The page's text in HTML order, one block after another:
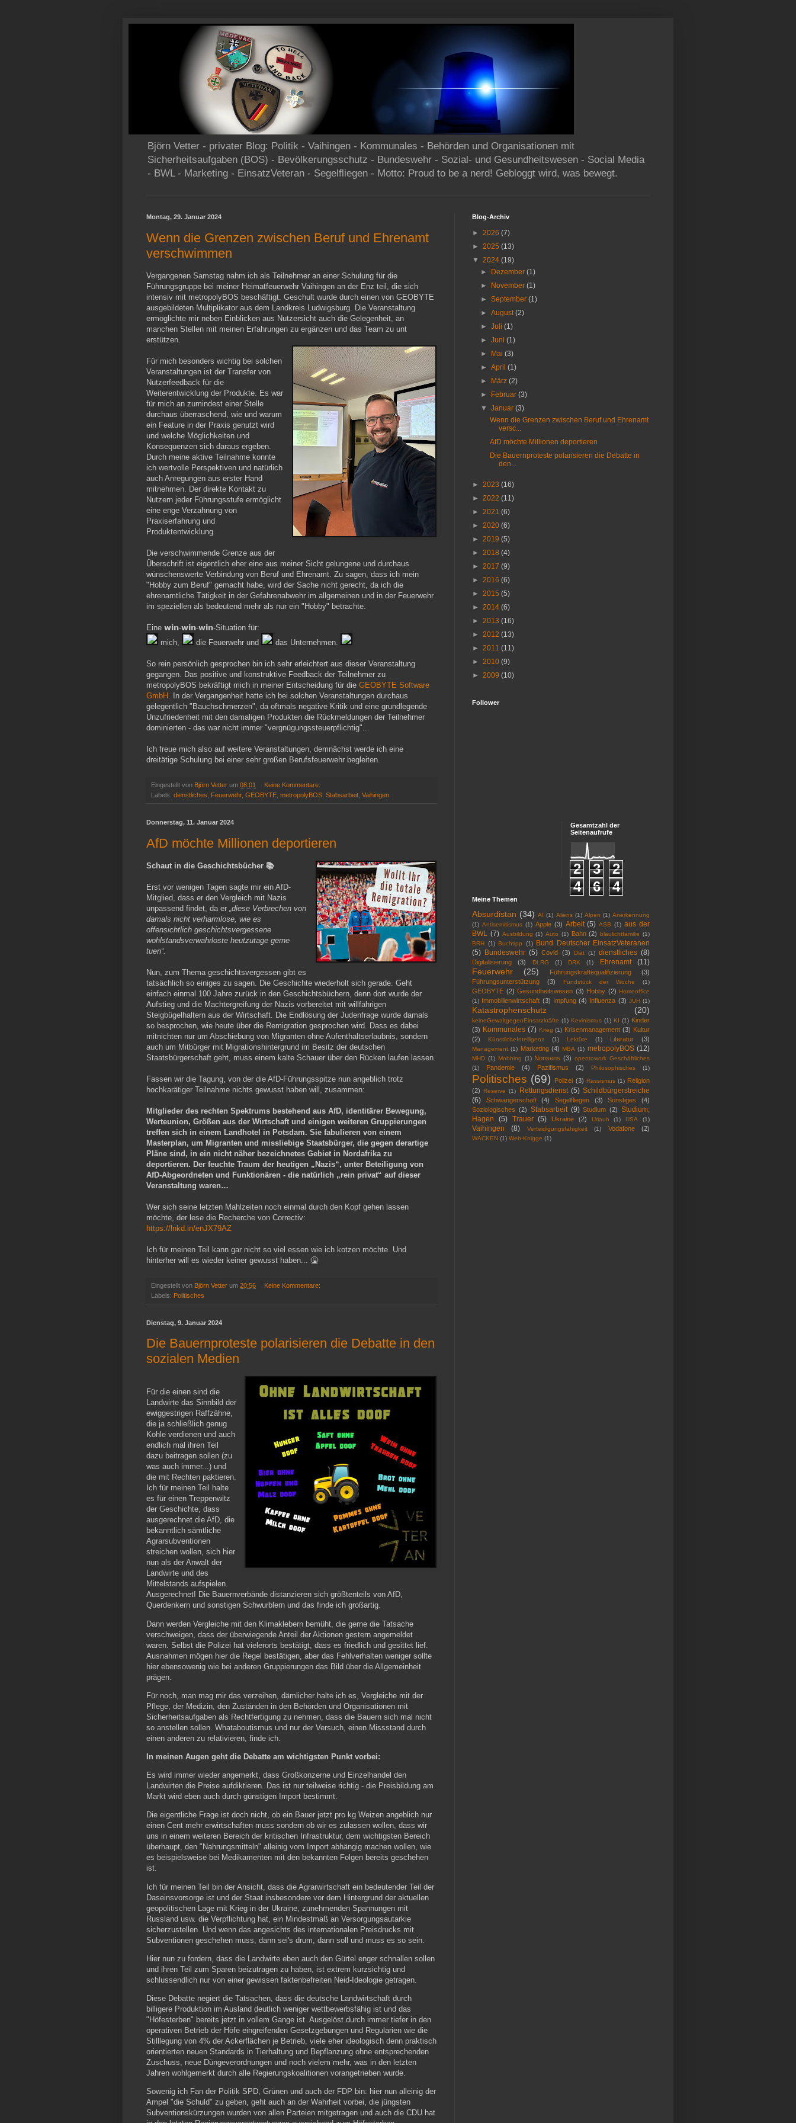
Björn Vetter - privater Blog: Politik - Vaihingen - Kommunales - Behörden und Organisationen mit
Sicherheitsaufgaben (BOS) - Bevölkerungsschutz - Bundeswehr - Sozial- und Gesundheitswesen - Social Media
- BWL - Marketing - EinsatzVeteran - Segelfliegen - Motto: Proud to be a nerd! Gebloggt wird, was bewegt.
Montag, 29. Januar 2024
Wenn die Grenzen zwischen Beruf und Ehrenamt
verschwimmen
Vergangenen Samstag nahm ich als Teilnehmer an einer Schulung für die
Führungsgruppe bei meiner Heimatfeuerwehr Vaihingen an der Enz teil, die sich
intensiv mit metropolyBOS beschäftigt. Geschult wurde durch einen von GEOBYTE
ausgebildeten Multiplikator aus dem Landkreis Ludwigsburg. Die Veranstaltung
ermöglichte mir neben Einblicken aus Nutzersicht auch die Gelegenheit, an
manchen Stellen mit meinen Erfahrungen zu ergänzen und das Team zu unt
erstützen.
Für mich besonders wichtig bei solchen
Veranstaltungen ist der Transfer von
Nutzerfeedback für die
Weiterentwicklung der Produkte. Es war
für mich an zumindest einer Stelle
durchaus überraschend, wie und warum
ein Feature in der Praxis genutzt wird
und welche Möglichkeiten und
Konsequenzen sich daraus ergeben.
Durch meine aktive Teilnahme konnte
ich wertvolle Perspektiven und natürlich
auch Anregungen aus erster Hand
mitnehmen. Der direkte Kontakt zu
Nutzern jeder Führungsstufe ermöglicht
eine enge Verzahnung von
Praxiserfahrung und
Produktentwicklung.
Die verschwimmende Grenze aus der
Überschrift ist eigentlich eher eine aus meiner Sicht gelungene und durchaus
wünschenswerte Verbindung von Beruf und Ehrenamt. Zu sagen, dass ich mein
"Hobby zum Beruf" gemacht habe, wird der Sache nicht gerecht, da ich die
ehrenamtliche Tätigkeit in der Gefahrenabwehr im allgemeinen und in der Feuerwehr
im speziellen als bedeutend mehr als nur ein "Hobby" betrachte.
Eine 𝘄𝗶𝗻-𝘄𝗶𝗻-𝘄𝗶𝗻-Situation für:
mich,
die Feuerwehr und das Unternehmen.
So rein persönlich gesprochen bin ich sehr erleichtert aus dieser Veranstaltung
gegangen. Das positive und konstruktive Feedback der Teilnehmer zu
metropolyBOS bekräftigt mich in meiner Entscheidung für die GEOBYTE Software
GmbH . In der Vergangenheit hatte ich bei solchen Veranstaltungen durchaus
gelegentlich "Bauchschmerzen", da oftmals negative Kritik und eine grundlegende
Unzufriedenheit mit den damaligen Produkten die Rückmeldungen der Teilnehmer
dominierten - das war nicht immer "vergnügungssteuerpflichtig"...
Ich freue mich also auf weitere Veranstaltungen, demnächst werde ich eine
dreitätige Schulung bei einer sehr großen Berufsfeuerwehr begleiten.
Eingestellt von Björn Vetter um 08:01
Keine Kommentare:
Labels: dienstliches Feuerwehr, GEOBYTE metropolyBOS Stabsarbeit Vaihingen
Donnerstag, 11. Januar 2024
AfD möchte Millionen deportieren
Schaut in die Geschichtsbücher 📚
Erst vor wenigen Tagen sagte mir ein AfD-
Mitglied, dass er den Vergleich mit Nazis
unpassend findet, da er „diese Verbrechen von
damals nicht verharmlose, wie es
offensichtlich geschichtsvergessene
wohlstandsverwahrloste heutzutage gerne
tuen“.
Nun, zum Thema geschichtsvergessen gibt es
tatsächlich so einiges zu sagen. Die Geschichte wiederholt sich gerade. Geht
einfach einmal 100 Jahre zurück in den Geschichtsbüchern, denn dort wurde der
Aufstieg und die Machtergreifung der Nazis vorbereitet mit willfährigen
Steigbügelhaltern aus der Wirtschaft. Die Endlösung der Judenfrage wurde damals
so besprochen, wie heute über die Remigration gesprochen wird. Dass es dabei
mitnichten nur um Abschiebung von Migranten ohne Aufenthaltserlaubnis, sondern
auch um Mitbürger mit Migrationshintergrund im Besitz der deutschen
Staatsbürgerschaft geht, muss einem kalte Schauer über den Rücken laufen lassen.
Fassen wir die Tagung, von der die AfD-Führungsspitze nun angeblich trotz
hochkarätiger Teilnahme nichts gewusst haben will, zusammen:
Mitglieder des rechten Spektrums bestehend aus AfD, identitärer Bewegung,
Werteunion, Größen aus der Wirtschaft und einigen weiteren Gruppierungen
treffen sich in einem Landhotel in Potsdam. Sie fabulieren von einem
Masterplan, um Migranten und missliebige Staatsbürger, die gegen derartige
Pläne sind, in ein nicht näher bezeichnetes Gebiet in Nordafrika zu
deportieren. Der feuchte Traum der heutigen „Nazis“, unter Beteiligung von
AfD-Abgeordneten und Funktionären - die natürlich „rein privat“ auf dieser
Veranstaltung waren…
Wer sich seine letzten Mahlzeiten noch einmal durch den Kopf gehen lassen
möchte, der lese die Recherche von Correctiv:
https://lnkd.in/enJX79AZ
Ich für meinen Teil kann gar nicht so viel essen wie ich kotzen möchte. Und
hinterher will es wieder keiner gewusst haben... 🤮
Eingestellt von Björn Vetter um 20:56
Keine Kommentare:
Labels: Politisches
Dienstag, 9. Januar 2024
Die Bauernproteste polarisieren die Debatte in den
sozialen Medien
Für die einen sind die
Landwirte das Sinnbild der
ewiggestrigen Raffzähne,
die ja schließlich genug
Kohle verdienen und auch
endlich mal ihren Teil
dazu beitragen sollen (zu
was auch immer...) und
die mit Rechten paktieren.
Ich für meinen Teil halte
es für einen Treppenwitz
der Geschichte, dass
ausgerechnet die AfD, die
bekanntlich sämtliche
Agrarsubventionen
streichen wollen, sich hier
nun als der Anwalt der
Landwirte und des
Mittelstands aufspielen.
Ausgerechnet! Die Bauernverbände distanzieren sich größtenteils von AfD,
Querdenkern und sonstigen Schwurblern und das finde ich großartig.
Dann werden Vergleiche mit den Klimaklebern bemüht, die gerne die Tatsache
verschweigen, dass der überwiegende Anteil der Aktionen gestern angemeldet
waren. Selbst die Polizei hat vielerorts bestätigt, dass es friedlich und gesittet lief.
Ausnahmen mögen hier die Regel bestätigen, aber das Fehlverhalten weniger sollte
hier ebensowenig wie bei anderen Gruppierungen das Bild über die Allgemeinheit
prägen.
Für noch, man mag mir das verzeihen, dämlicher halte ich es, Vergleiche mit der
Pflege, der Medizin, den Zuständen in den Behörden und Organisationen mit
Sicherheitsaufgaben als Rechtfertigung zu nehmen, dass die Bauern sich mal nicht
so anstellen sollen. Whataboutismus und nur der Versuch, einen Missstand durch
einen anderen zu relativieren, finde ich.
In meinen Augen geht die Debatte am wichtigsten Punkt vorbei:
Es wird immer wieder angemerkt, dass Großkonzerne und Einzelhandel den
Landwirten die Preise aufdiktieren. Das ist nur teilweise richtig - die Preisbildung am
Markt wird eben auch durch günstigen Import bestimmt.
Die eigentliche Frage ist doch nicht, ob ein Bauer jetzt pro kg Weizen angeblich nur
einen Cent mehr erwirtschaften muss sondern ob wir es zulassen wollen, dass wir
uns in einem weiteren Bereich der kritischen Infrastruktur, dem wichtigsten Bereich
überhaupt, den "Nahrungsmitteln" alleinig vom Import abhängig machen wollen, wie
es beispielsweise bei Medikamenten mit den bekannten Folgen bereits geschehen
ist.
Ich für meinen Teil bin der Ansicht, dass die Agrarwirtschaft ein bedeutender Teil der
Daseinsvorsorge ist und der Staat insbesondere vor dem Hintergrund der aktuellen
geopolitischen Lage mit Krieg in der Ukraine, zunehmenden Spannungen mit
Russland usw. die Verpflichtung hat, ein Mindestmaß an Versorgungsautarkie
sicherzustellen. Und wenn das angesichts des internationalen Preisdrucks mit
Subventionen geschehen muss, dann sei's drum, dann soll und muss es so sein.
Hier nun zu fordern, dass die Landwirte eben auch den Gürtel enger schnallen sollen
und ihren Teil zum Sparen beizutragen zu haben, ist extrem kurzsichtig und
schlussendlich nur von einer gewissen faktenbefreiten Neid-Ideologie getragen.
Diese Debatte negiert die Tatsachen, dass die deutsche Landwirtschaft durch
billigere Produktion im Ausland deutlich weniger wettbewerbsfähig ist und das
"Höfesterben" bereits jetzt in vollem Gange ist. Ausgelöst durch immer tiefer in den
operativen Betrieb der Höfe eingreifenden Gesetzgebungen und Regularien wie die
Stilllegung von 4% der Ackerflächen je Betrieb, viele eher ideologisch denn praktisch
orientierten neuen Standards in Tierhaltung und Bepflanzung ohne entsprechenden
Zuschuss, neue Düngeverordnungen und noch vielem mehr, was in den letzten
Jahren wohlgemerkt durch alle Regierungskoalitionen vorangetrieben wurde.
Sowenig ich Fan der Politik SPD, Grünen und auch der FDP bin: hier nun alleinig der
Ampel "die Schuld" zu geben, geht auch an der Wahrheit vorbei, die jüngsten
Subventionskürzungen wurden von allen Parteien mitgetragen und auch die CDU hat
Blog-Archiv
► 2026 (7)
► 2025 (13)
▼ 2024 (19)
►
Dezember(1)
►
November(1)
►September(1)
►August(2)
►Juli(1)
►Juni(1)
►
Mai(3)
►April(1)
►
März(2)
►
Februar(3)
▼Januar(3)
Wenn die Grenzen zwischen Beruf und Ehrenamt
versc...
AfD möchte Millionen deportieren
Die Bauernproteste polarisieren die Debatte in
den...
► 2023 (16)
► 2022 (11)
► 2021 (6)
► 2020 (6)
► 2019 (5)
► 2018 (4)
► 2017 (9)
► 2016 (6)
► 2015 (5)
► 2014 (6)
► 2013 (16)
► 2012 (13)
► 2011 (11)
► 2010 (9)
► 2009 (10)
Follower
Gesamtzahl der
Seitenaufrufe
2 3
2
4
6 4
Meine Themen
Absurdistan (34) AI (1) Aliens (1) Alpen (1) Anerkennung
(1) Antisemitismus (1) Apple (3) Arbeit (5) ASB (1) aus der
BWL (7) Ausbildung (1) Auto (1) Bahn (2) blaulichtfamilie (1)
BRH
(1) Buchtipp (1)
Bund Deutscher EinsatzVeteranen
(5) Bundeswehr (5) Covid (3) Diät (1) dienstliches (8)
Digitalisierung (3) DLRG (1) DRK (1) Ehrenamt (11)
Feuerwehr (25) Führungskräftequalifizierung
(3)
Führungsunterstützung
(3) Fundstück der Woche (1)
GEOBYTE (2) Gesundheitswesen (3) Hobby (2) Homeoffice
(1)
Immobilienwirtschaft (3) Impfung (4) Influenza (3) JUH (1)
Katastrophenschutz (20)
keineGewaltgegenEinsatzkräfte (1) Kevinismus (1) KI (1) Kinder
(3) Kommunales (7) Krieg (1) Krisenmanagement (3) Kultur
(2)
KünstlicheIntelligenz (1) Lektüre (1) Literatur (3)
Management (1) Marketing (4) MBA (1) metropolyBOS (12)
MHD (1) Mobbing (1) Nonsens (3) opentowork Geschäftliches
(1)
Pandemie (4) Pazifismus (2) Philosophisches (1)
Politisches (69) Polizei (3) Rassismus (1) Religion
(2)
Reserve (1) Rettungsdienst (5) Schildbürgerstreiche
(6)
Schwangerschaft (4) Segelfliegen (3) Sonstiges
(4)
Soziologisches (2) Stabsarbeit (9) Studium (2) Studium;
Hagen
(5) Trauer (5) Ukraine (2) Urlaub (1) USA (1)
Vaihingen (8) Verteidigungsfähigkeit (1) Vodafone (2)
WACKEN (1) Web-Knigge (1)